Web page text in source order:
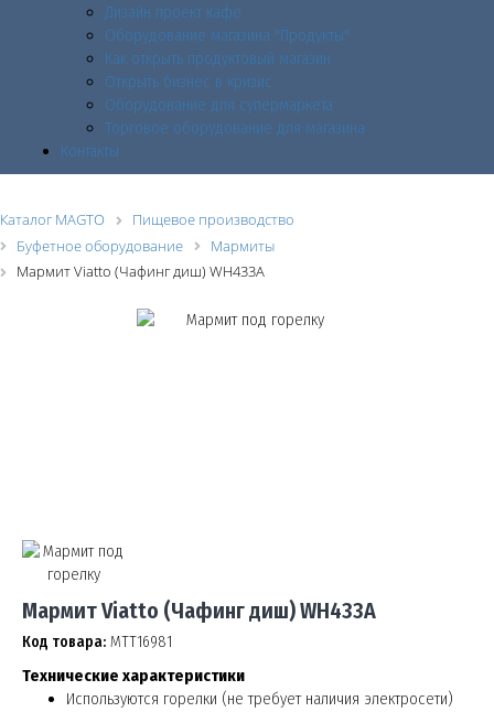
Дизайн проект кафе
Оборудование магазина "Продукты"
Как открыть продуктовый магазин
Открыть бизнес в кризис
Оборудование для супермаркета
Торговое оборудование для магазина
Контакты
Каталог MAGTO
Пищевое производство
Буфетное оборудование
Мармиты
Мармит Viatto (Чафинг диш) WH433A
Мармит Viatto (Чафинг диш) WH433A
Код товара: МТТ16981
Технические характеристики
Используются горелки (не требует наличия электросети)